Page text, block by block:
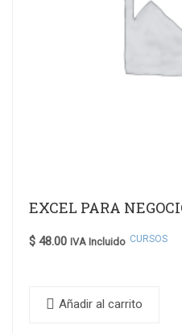
EXCEL PARA
$ 48.00 IVA Incluido CURSOS
Añadir al carrito